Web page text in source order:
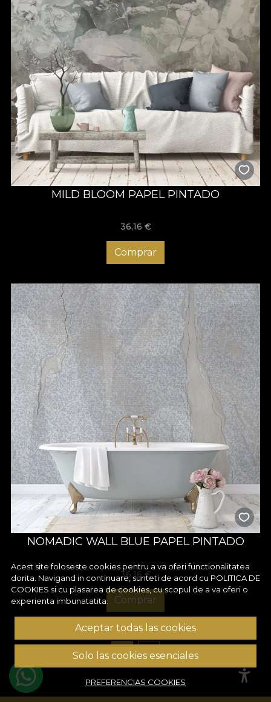
MILD BLOOM PAPEL PINTADO
36,16 €
Comprar
NOMADIC WALL BLUE PAPEL PINTADO
36,16 €
Comprar
1 2
Acest site foloseste cookies pentru a va oferi functionalitatea
dorita. Navigand in continuare, sunteti de acord cu POLITICA DE
COOKIES si cu plasarea de cookies, cu scopul de a va oferi o
experienta imbunatatita.
Aceptar todas las cookies
Solo las cookies esenciales
PREFERENCIAS COOKIES